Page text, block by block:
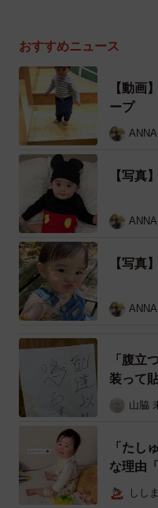
おすすめニュース
【動画
ープ
ANNA
【写真
ANNA
【写真
ANNA
「腹立
装って
山脇
「たし
な理由
しし